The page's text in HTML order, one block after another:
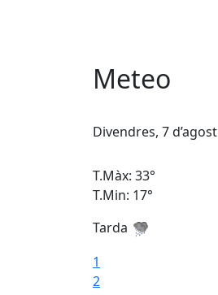
Meteo
Divendres, 7 d’agost
T.Màx: 33°
T.Min: 17°
Tarda
1
2